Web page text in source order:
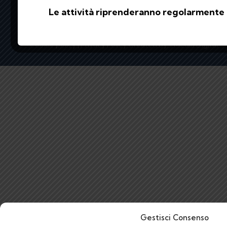
Gestisci Consenso
Cookie policy|Privacy PolicyCreated byTMedia Digital
Le attività riprenderanno regolarmente